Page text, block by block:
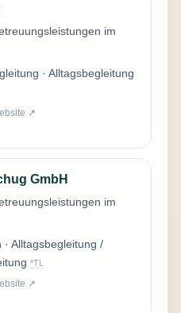
im
· Alltagsbegleitung
↗
GmbH
im
Alltagsbegleitung /
*TL
↗